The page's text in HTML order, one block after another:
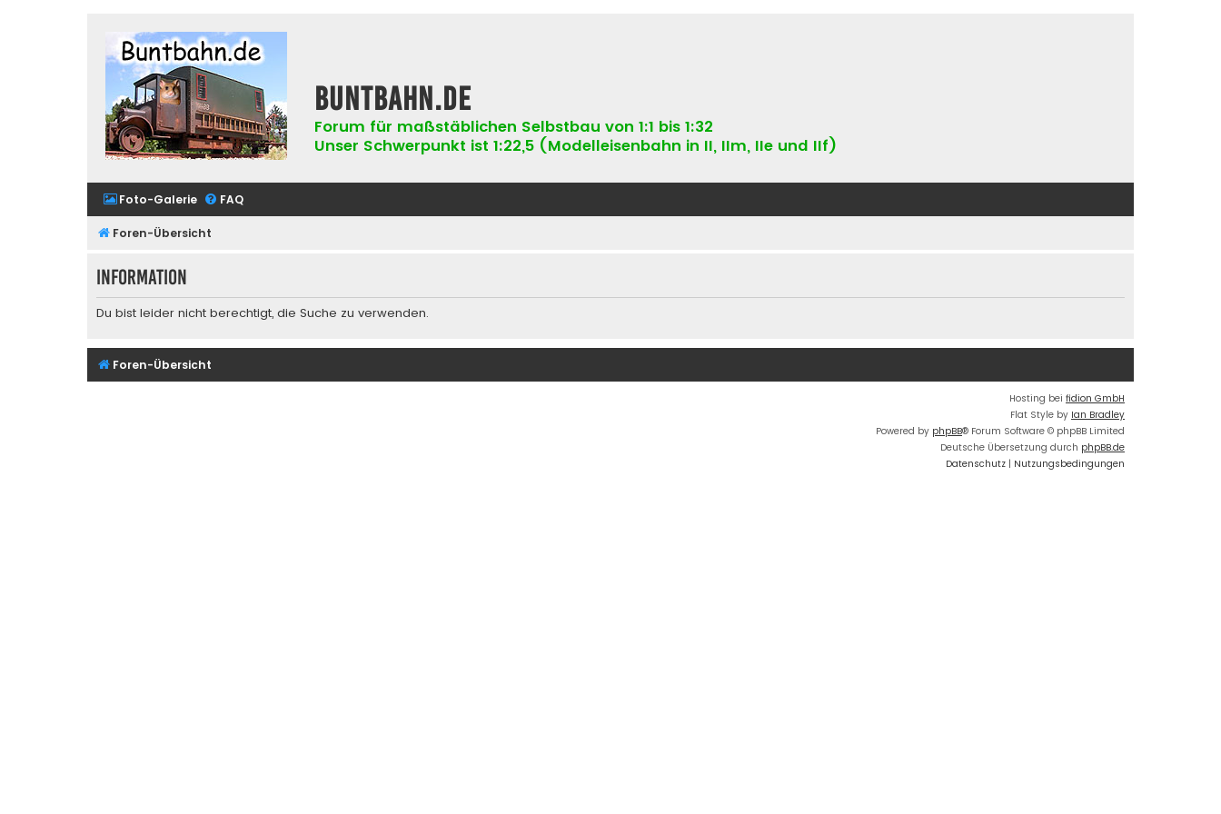
buntbahn.de
Forum für maßstäblichen Selbstbau von 1:1 bis 1:32
Unser Schwerpunkt ist 1:22,5 (Modelleisenbahn in II, IIm, IIe und IIf)
Foto-Galerie FAQ
Foren-Übersicht
Information
Du bist leider nicht berechtigt, die Suche zu verwenden.
Foren-Übersicht
Hosting bei fidion GmbH
Flat Style by Ian Bradley
Powered by phpBB® Forum Software © phpBB Limited
Deutsche Übersetzung durch phpBB.de
Datenschutz | Nutzungsbedingungen